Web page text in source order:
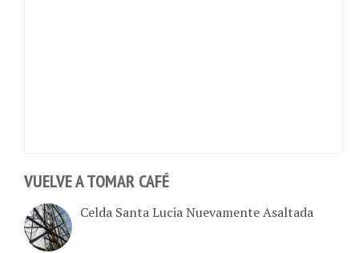
VUELVE A TOMAR CAFÉ
Celda Santa Lucia Nuevamente Asaltada